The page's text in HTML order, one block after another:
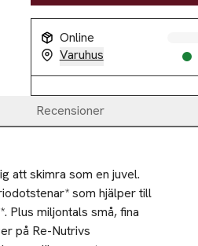
Online
Varuhus
Recensioner
att skimra som en juvel.
som hjälper till
Plus miljontals små, fina
på Re-Nutrivs